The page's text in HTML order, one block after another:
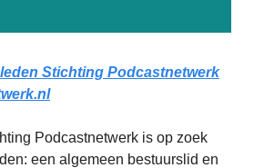
Stichting Podcastnetwerk
Podcastnetwerk is op zoek
een algemeen bestuurslid en